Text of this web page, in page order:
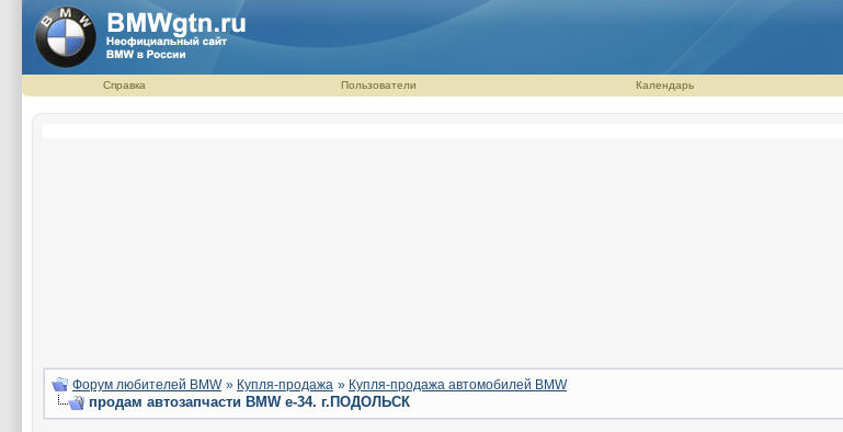
Справка Пользователи Календарь
Форум любителей BMW » Купля-продажа » Купля-продажа автомобилей BMW
продам автозапчасти BMW e-34. г.ПОДОЛЬСК